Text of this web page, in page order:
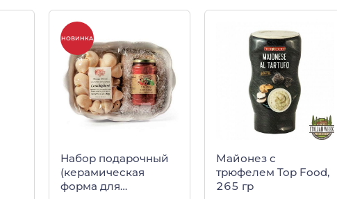
НОВИНКА
Набор подарочный
(керамическая
форма для
Майонез с
трюфелем Top Food,
265 гр